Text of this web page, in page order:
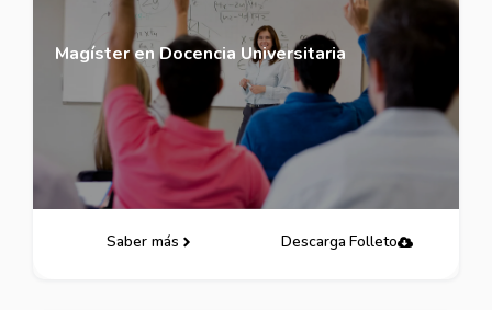
Magíster en Docencia Universitaria
Saber más Descarga Folleto